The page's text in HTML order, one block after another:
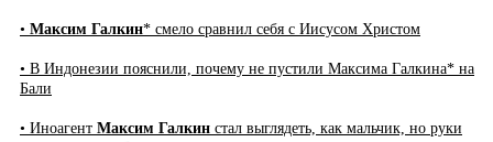
• Максим Галкин* смело сравнил себя с Иисусом Христом
• В Индонезии пояснили, почему не пустили Максима Галкина* на
Бали
• Иноагент Максим Галкин стал выглядеть, как мальчик, но руки